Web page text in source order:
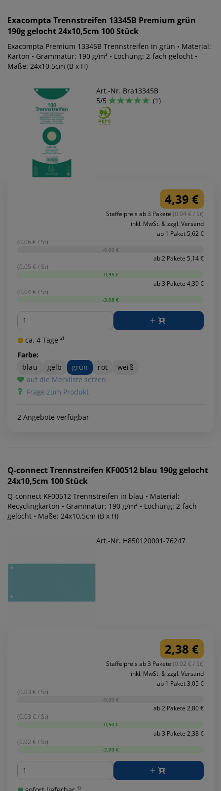
Exacompta Trennstreifen 13345B Premium grün
190g gelocht 24x10,5cm 100 Stück
Exacompta Premium 13345B Trennstreifen in grün • Material:
Karton • Grammatur: 190 g/m² • Lochung: 2-fach gelocht •
Maße: 24x10,5cm (B x H)
Art.-Nr. Bra13345B
5/5
(1)
4,39 €
Staffelpreis ab 3 Pakete (0.04 € / St)
inkl. MwSt. & zzgl. Versand
ab 1 Paket 5,62 €
(0.06 € / St)
-0,00 €
ab 2 Pakete 5,14 €
(0.05 € / St)
-0,95 €
ab 3 Pakete 4,39 €
(0.04 € / St)
-3,68 €
Menge
ca. 4 Tage ²⁾
Farbe:
blau
gelb grün rot
weiß
auf die Merkliste setzen
Frage zum Produkt
2 Angebote verfügbar
Q-connectTrennstreifen KF00512 blau 190g gelocht
24x10,5cm 100 Stück
Q-connect KF00512 Trennstreifen in blau • Material:
Recyclingkarton • Grammatur: 190 g/m² • Lochung: 2-fach
gelocht • Maße: 24x10,5cm (B x H)
Art.-Nr. H850120001-76247
2,38 €
Staffelpreis ab 3 Pakete (0.02 € / St)
inkl. MwSt. & zzgl. Versand
ab 1 Paket 3,05 €
(0.03 € / St)
-0,00 €
ab 2 Pakete 2,80 €
(0.03 € / St)
-0,50 €
ab 3 Pakete 2,38 €
(0.02 € / St)
-2,00 €
Menge